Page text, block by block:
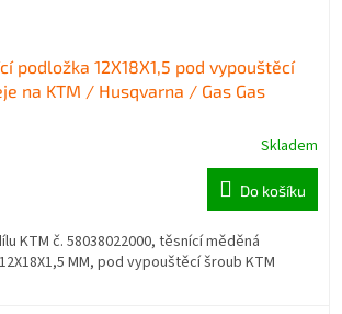
podložka 12X18X1,5 pod vypouštěcí
na KTM / Husqvarna / Gas Gas
Skladem
Do košíku
KTM č. 58038022000, těsnící měděná
MM, pod vypouštěcí šroub KTM